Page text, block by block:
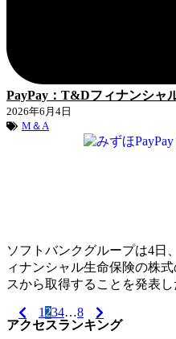
PayPay：T&Dフィナンシャ
2026年6月4日
M＆A
ソフトバンクグループは4日
ィナンシャル生命保険の株
スから取得することを発表し
投
1 234…8
アクセスランキング